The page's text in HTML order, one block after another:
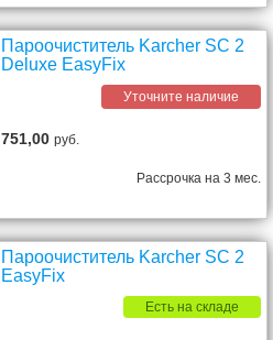
Пароочиститель Karcher SC 2
Deluxe EasyFix
Уточните наличие
751,00руб.
Рассрочка на 3 мес.
Пароочиститель Karcher SC 2
EasyFix
Есть на складе